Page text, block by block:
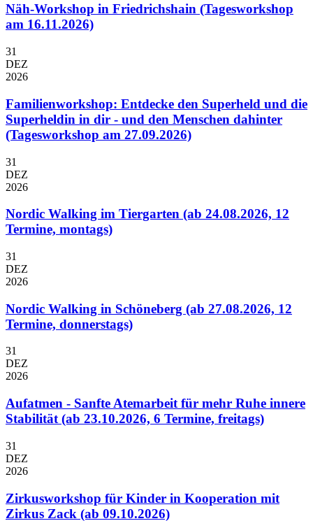
Näh-Workshop in Friedrichshain (Tagesworkshop
am 16.11.2026)
31
DEZ
2026
Familienworkshop: Entdecke den Superheld und die
Superheldin in dir - und den Menschen dahinter
(Tagesworkshop am 27.09.2026)
31
DEZ
2026
Nordic Walking im Tiergarten (ab 24.08.2026, 12
Termine, montags)
31
DEZ
2026
Nordic Walking in Schöneberg (ab 27.08.2026, 12
Termine, donnerstags)
31
DEZ
2026
Aufatmen - Sanfte Atemarbeit für mehr Ruhe innere
Stabilität (ab 23.10.2026, 6 Termine, freitags)
31
DEZ
2026
Zirkusworkshop für Kinder in Kooperation mit
Zirkus Zack (ab 09.10.2026)